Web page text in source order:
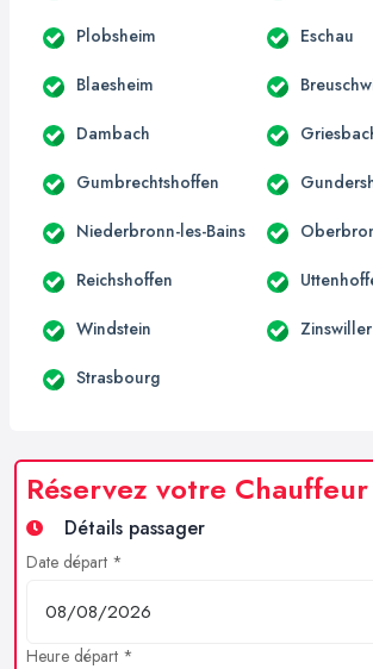
Plobsheim Eschau
Blaesheim
Dambach
Gumbrechtshoffen
Niederbronn-les-Bains
Reichshoffen
Windstein Zinswiller
Strasbourg
Réservez votre Chauffeur
Détails passager
Date départ *
Heure départ *